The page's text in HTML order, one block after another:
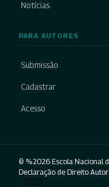
Notícias
PARA AUTORES
Submissão
Cadastrar
Acesso
© %2026 Escola Nacional
Declaração de Direito